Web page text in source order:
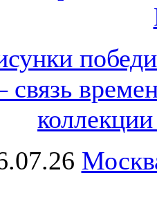
связь